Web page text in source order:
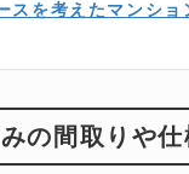
スを考えたマンショ
の間取りや